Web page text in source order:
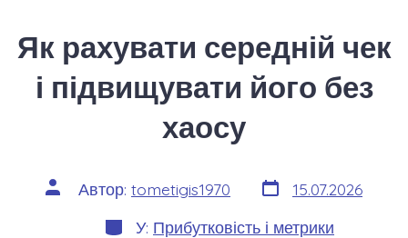
Як рахувати середній чек
і підвищувати його без
хаосу
Автор
запису
Автор: tometigis1970 Дата
запису
15.07.2026
Категорії
У: Прибутковість і метрики